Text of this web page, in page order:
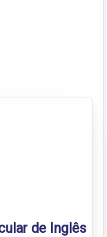
de Inglês